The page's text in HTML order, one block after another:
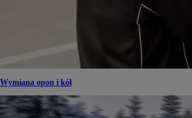
Wymiana opon i kół